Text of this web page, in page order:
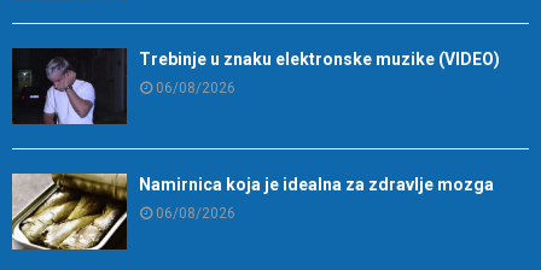
Trebinje u znaku elektronske muzike (VIDEO)
06/08/2026
Namirnica koja je idealna za zdravlje mozga
06/08/2026